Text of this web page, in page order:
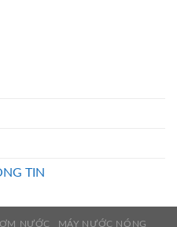
TIN
NƯỚC MÁY NƯỚC NÓNG